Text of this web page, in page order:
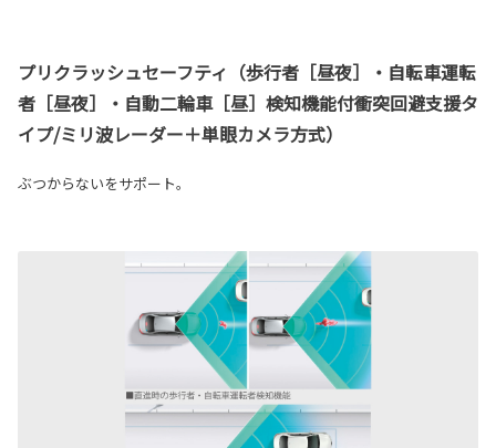
プリクラッシュセーフティ（歩行者［昼夜］・自転車運転
者［昼夜］・自動二輪車［昼］検知機能付衝突回避支援タ
イプ/ミリ波レーダー＋単眼カメラ方式）
ぶつからないをサポート。